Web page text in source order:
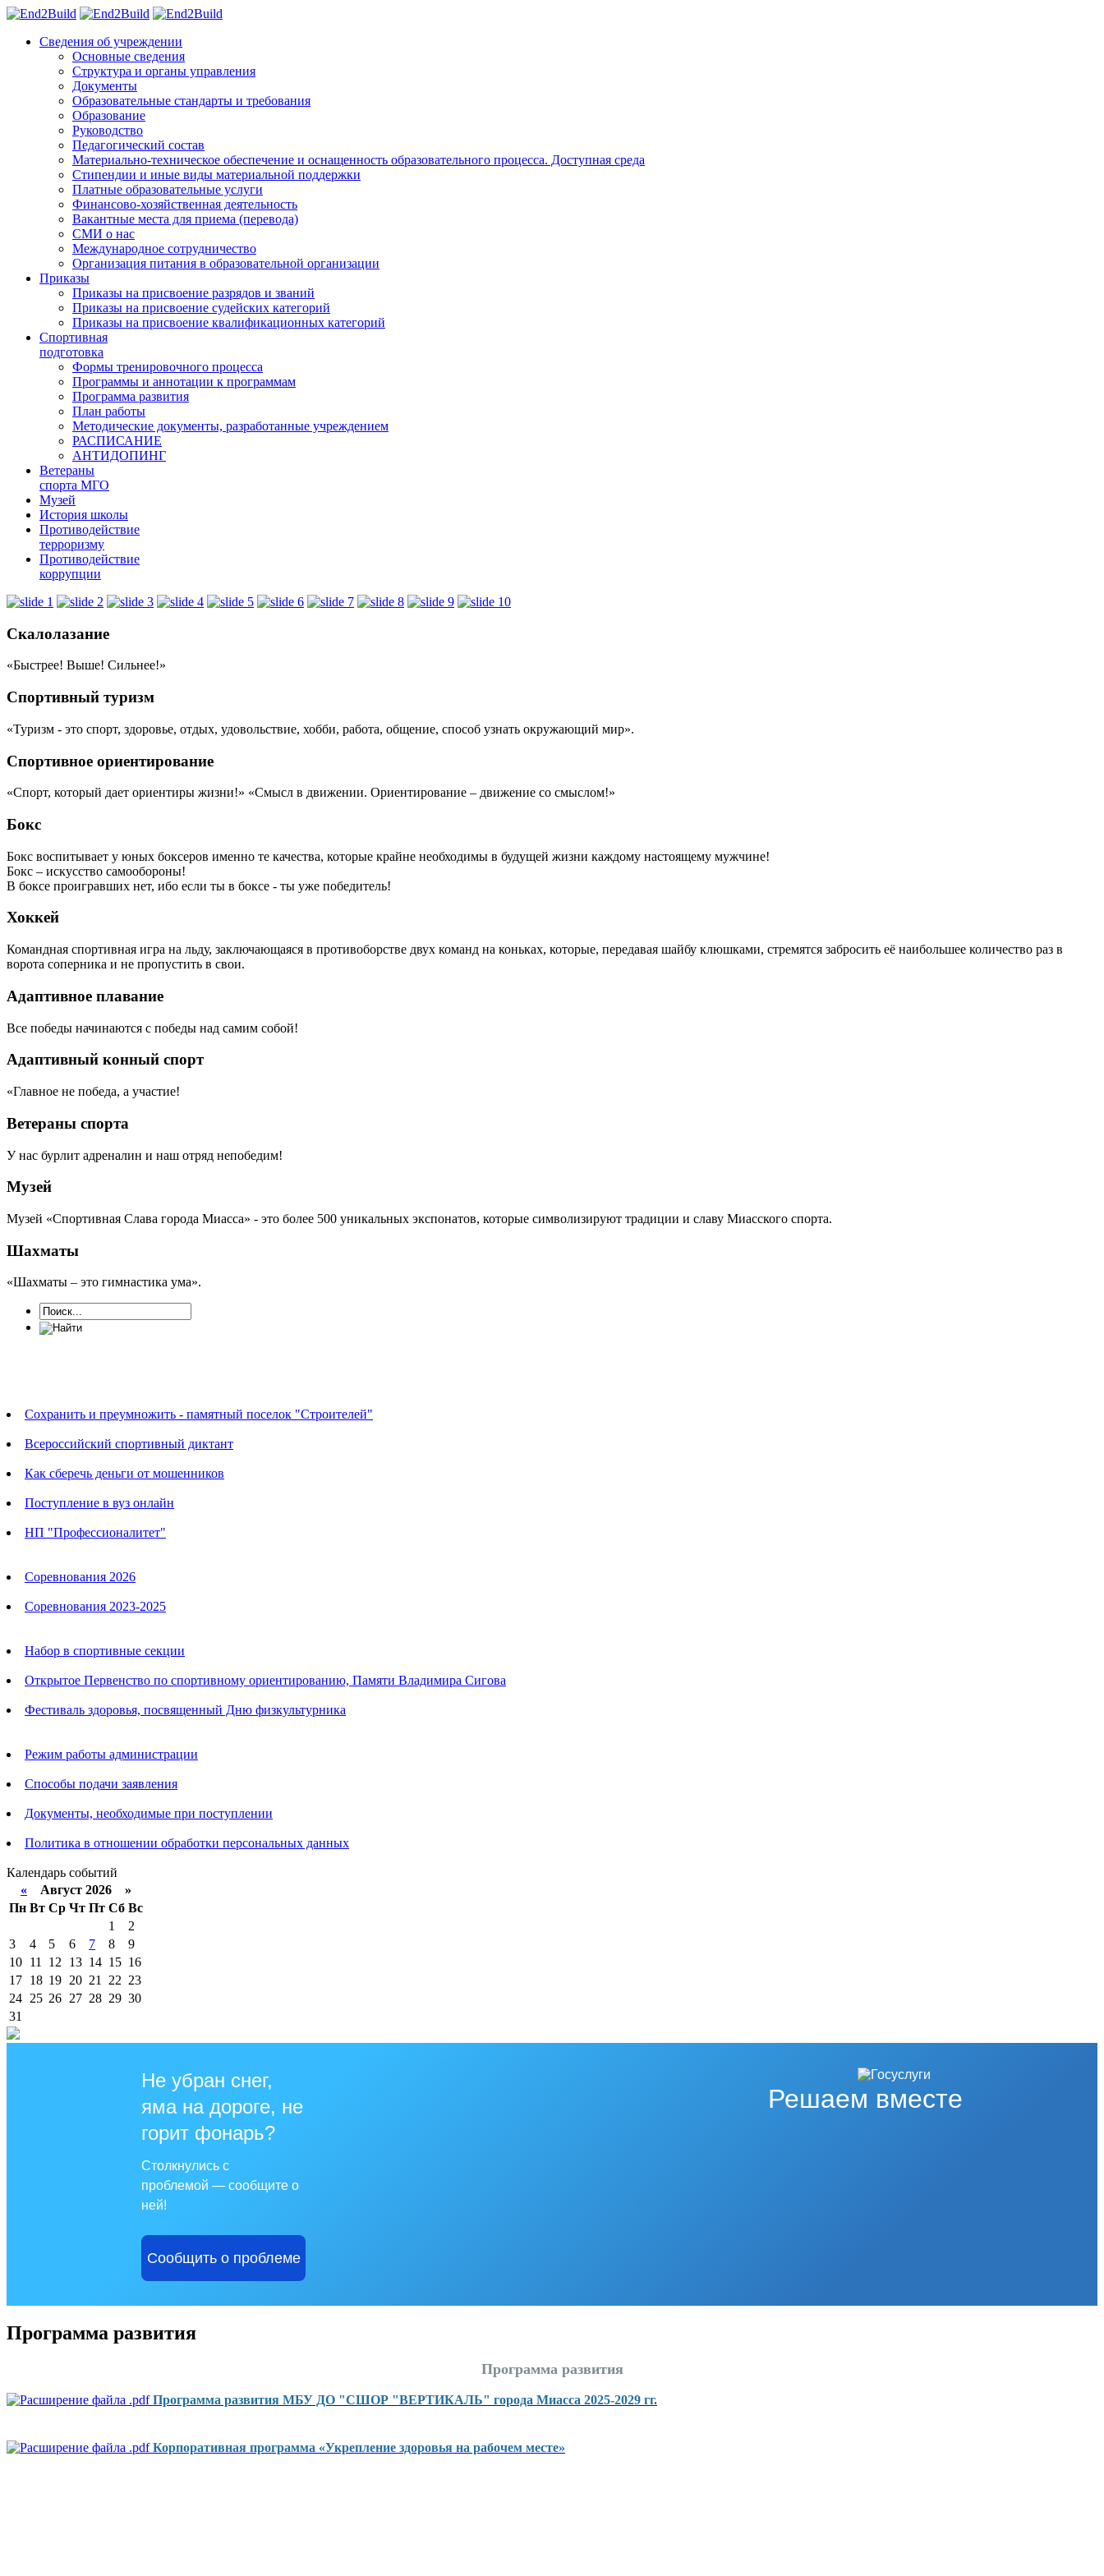
Сведения об учреждении
Основные сведения
Структура и органы управления
Документы
Образовательные стандарты и требования
Образование
Руководство
Педагогический состав
Материально-техническое обеспечение и оснащенность образовательного процесса. Доступная среда
Стипендии и иные виды материальной поддержки
Платные образовательные услуги
Финансово-хозяйственная деятельность
Вакантные места для приема (перевода)
СМИ о нас
Международное сотрудничество
Организация питания в образовательной организации
Приказы
Приказы на присвоение разрядов и званий
Приказы на присвоение судейских категорий
Приказы на присвоение квалификационных категорий
Спортивная
подготовка
Формы тренировочного процесса
Программы и аннотации к программам
Программа развития
План работы
Методические документы, разработанные учреждением
РАСПИСАНИЕ
АНТИДОПИНГ
Ветераны
спорта МГО
Музей
История школы
Противодействие
терроризму
Противодействие
коррупции
Скалолазание
«Быстрее! Выше! Сильнее!»
Спортивный туризм
«Туризм - это спорт, здоровье, отдых, удовольствие, хобби, работа, общение, способ узнать окружающий мир».
Спортивное ориентирование
«Спорт, который дает ориентиры жизни!» «Смысл в движении. Ориентирование – движение со смыслом!»
Бокс
Бокс воспитывает у юных боксеров именно те качества, которые крайне необходимы в будущей жизни каждому настоящему мужчине!
Бокс – искусство самообороны!
В боксе проигравших нет, ибо если ты в боксе - ты уже победитель!
Хоккей
Командная спортивная игра на льду, заключающаяся в противоборстве двух команд на коньках, которые, передавая шайбу клюшками, стремятся забросить её наибольшее количество раз в
ворота соперника и не пропустить в свои.
Адаптивное плавание
Все победы начинаются с победы над самим собой!
Адаптивный конный спорт
«Главное не победа, а участие!
Ветераны спорта
У нас бурлит адреналин и наш отряд непобедим!
Музей
Музей «Спортивная Слава города Миасса» - это более 500 уникальных экспонатов, которые символизируют традиции и славу Миасского спорта.
Шахматы
«Шахматы – это гимнастика ума».
Сохранить и преумножить - памятный поселок "Строителей"
Всероссийский спортивный диктант
Как сберечь деньги от мошенников
Поступление в вуз онлайн
НП "Профессионалитет"
Соревнования 2026
Соревнования 2023-2025
Набор в спортивные секции
Открытое Первенство по спортивному ориентированию, Памяти Владимира Сигова
Фестиваль здоровья, посвященный Дню физкультурника
Режим работы администрации
Способы подачи заявления
Документы, необходимые при поступлении
Политика в отношении обработки персональных данных
Календарь событий
« Август 2026 »
Пн Вт Ср Чт Пт Сб Вс
1
2
3
4 5 6 7 8
9
10 11 12 13 14 15 16
17 18 19 20 21 22 23
24 25 26 27 28 29 30
31
Решаем вместе
Не убран снег,
яма на дороге, не
горит фонарь?
Столкнулись с
проблемой — сообщите о
ней!
Сообщить о проблеме
Программа развития
Программа развития
Программа развития МБУ ДО "СШОР "ВЕРТИКАЛЬ" города Миасса 2025-2029 гг.
Корпоративная программа «Укрепление здоровья на рабочем месте»